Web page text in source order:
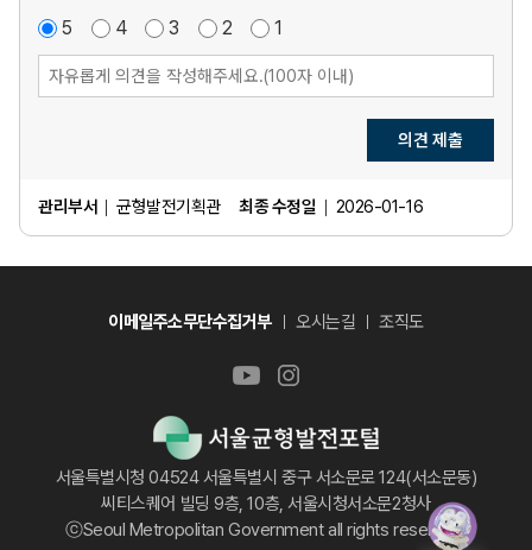
매
우
만
족
5
만
족
4점
보
통
3
불
만
족
2
매
우
불
만
1
의견 제출
관리부서 균형발전기획관 최종 수정일 2026-01-16
이메일주소무단수집거부 오시는길 조직도
서울특별시청 04524 서울특별시 중구 서소문로 124(서소문동)
씨티스퀘어 빌딩 9층, 10층, 서울시청서소문2청사
ⓒSeoul Metropolitan Government all rights reserved.